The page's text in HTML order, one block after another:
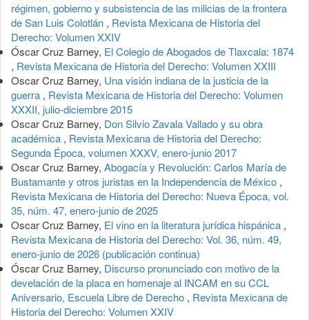
régimen, gobierno y subsistencia de las milicias de la frontera
de San Luis Colotlán , Revista Mexicana de Historia del
Derecho: Volumen XXIV
Óscar Cruz Barney, El Colegio de Abogados de Tlaxcala: 1874
, Revista Mexicana de Historia del Derecho: Volumen XXIII
Oscar Cruz Barney, Una visión indiana de la justicia de la
guerra , Revista Mexicana de Historia del Derecho: Volumen
XXXII, julio-diciembre 2015
Oscar Cruz Barney, Don Silvio Zavala Vallado y su obra
académica , Revista Mexicana de Historia del Derecho:
Segunda Época, volumen XXXV, enero-junio 2017
Oscar Cruz Barney, Abogacía y Revolución: Carlos María de
Bustamante y otros juristas en la Independencia de México ,
Revista Mexicana de Historia del Derecho: Nueva Época, vol.
35, núm. 47, enero-junio de 2025
Oscar Cruz Barney, El vino en la literatura jurídica hispánica ,
Revista Mexicana de Historia del Derecho: Vol. 36, núm. 49,
enero-junio de 2026 (publicación continua)
Óscar Cruz Barney, Discurso pronunciado con motivo de la
develación de la placa en homenaje al INCAM en su CCL
Aniversario, Escuela Libre de Derecho , Revista Mexicana de
Historia del Derecho: Volumen XXIV